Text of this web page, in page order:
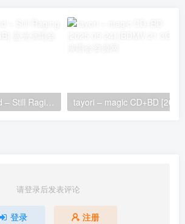
烈火风暴 Firewind – Still Raging 2023 [BDMV 19.9GB]
请登录后发表评论
登录 注册